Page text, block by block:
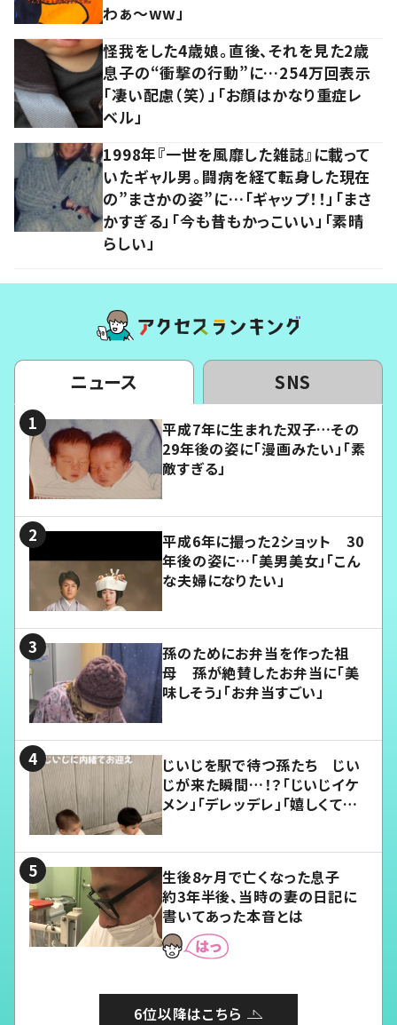
わぁ～ww」
怪我をした4歳娘。直後、それを見た2歳
息子の“衝撃の行動”に…254万回表示
「凄い配慮（笑）」「お顔はかなり重症レ
ベル」
1998年『一世を風靡した雑誌』に載って
いたギャル男。闘病を経て転身した現在
の”まさかの姿”に…「ギャップ！！」「まさ
かすぎる」「今も昔もかっこいい」「素晴
らしい」
ニュース SNS
平成7年に生まれた双子…その
29年後の姿に「漫画みたい」「素
敵すぎる」
平成6年に撮った2ショット 30
年後の姿に…「美男美女」「こん
な夫婦になりたい」
孫のためにお弁当を作った祖
母 孫が絶賛したお弁当に「美
味しそう」「お弁当すごい」
じいじを駅で待つ孫たち じい
じが来た瞬間…！？「じいじイケ
メン」「デレッデレ」「嬉しくて可
生後8ヶ月で亡くなった息子
約3年半後、当時の妻の日記に
書いてあった本音とは
6位以降はこちら